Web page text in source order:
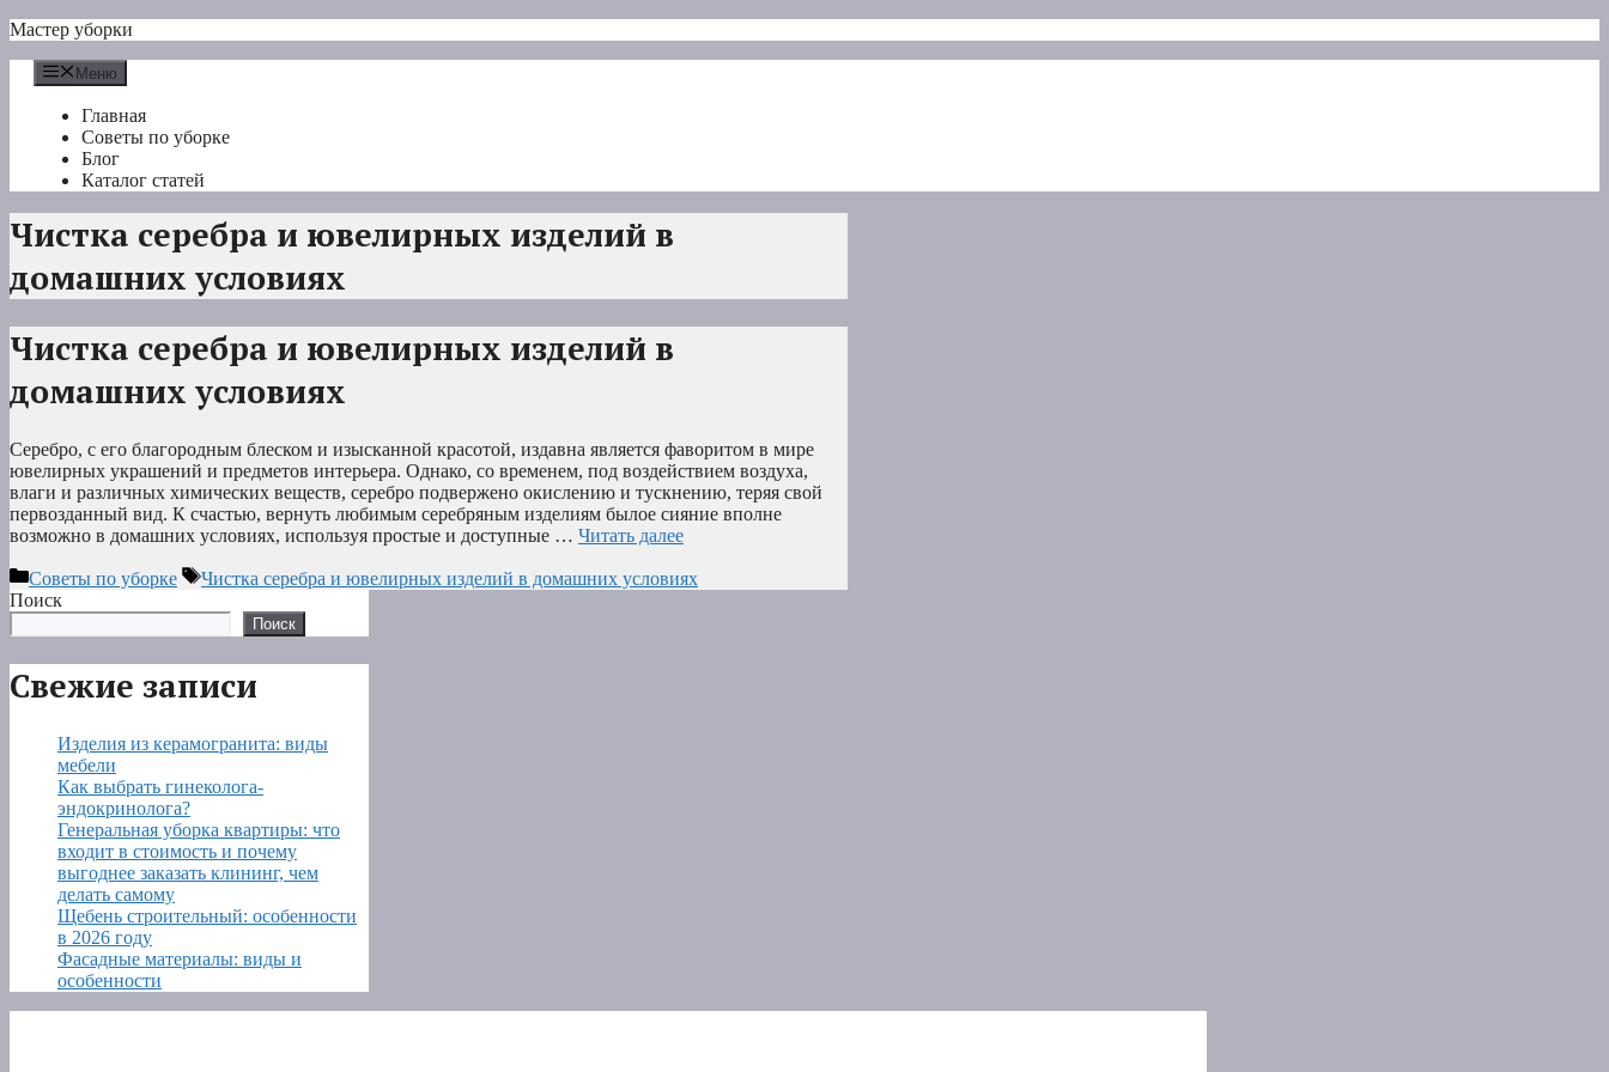
Перейти
содержимому
Мастер уборки
Меню
Главная
Советы по уборке
Блог
Каталог статей
Чистка серебра и ювелирных изделий в
домашних условиях
Чистка серебра и ювелирных изделий в
домашних условиях
Серебро, с его благородным блеском и изысканной красотой, издавна является фаворитом в мире
ювелирных украшений и предметов интерьера. Однако, со временем, под воздействием воздуха,
влаги и различных химических веществ, серебро подвержено окислению и тускнению, теряя свой
первозданный вид. К счастью, вернуть любимым серебряным изделиям былое сияние вполне
возможно в домашних условиях, используя простые и доступные … Читать далее
Рубрики
Советы по уборке Метки
Чистка серебра и ювелирных изделий в домашних условиях
Поиск
Поиск
Свежие записи
Изделия из керамогранита: виды
мебели
Как выбрать гинеколога-
эндокринолога?
Генеральная уборка квартиры: что
входит в стоимость и почему
выгоднее заказать клининг, чем
делать самому
Щебень строительный: особенности
в 2026 году
Фасадные материалы: виды и
особенности